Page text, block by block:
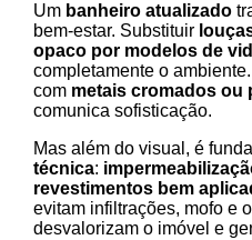
Um banheiro atualizado
bem-estar. Substituir
opaco por modelos de
completamente o
com metais cromados ou
comunica sofisticação.
Mas além do visual, é
técnica:
revestimentos bem
evitam infiltrações, mofo e
desvalorizam o imóvel e